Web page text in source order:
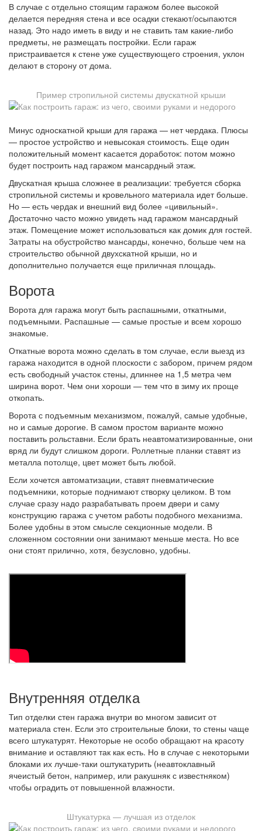
В случае с отдельно стоящим гаражом более высокой
делается передняя стена и все осадки стекают/осыпаются
назад. Это надо иметь в виду и не ставить там какие-либо
предметы, не размещать постройки. Если гараж
пристраивается к стене уже существующего строения, уклон
делают в сторону от дома.
Пример стропильной системы двускатной крыши
Минус односкатной крыши для гаража — нет чердака. Плюсы
— простое устройство и невысокая стоимость. Еще один
положительный момент касается доработок: потом можно
будет построить над гаражом мансардный этаж.
Двускатная крыша сложнее в реализации: требуется сборка
стропильной системы и кровельного материала идет больше.
Но — есть чердак и внешний вид более «цивильный».
Достаточно часто можно увидеть над гаражом мансардный
этаж. Помещение может использоваться как домик для гостей.
Затраты на обустройство мансарды, конечно, больше чем на
строительство обычной двухскатной крыши, но и
дополнительно получается еще приличная площадь.
Ворота
Ворота для гаража могут быть распашными, откатными,
подъемными. Распашные — самые простые и всем хорошо
знакомые.
Откатные ворота можно сделать в том случае, если выезд из
гаража находится в одной плоскости с забором, причем рядом
есть свободный участок стены, длиннее на 1,5 метра чем
ширина ворот. Чем они хороши — тем что в зиму их проще
откопать.
Ворота с подъемным механизмом, пожалуй, самые удобные,
но и самые дорогие. В самом простом варианте можно
поставить рольставни. Если брать неавтоматизированные, они
вряд ли будут слишком дороги. Роллетные планки ставят из
металла потолще, цвет может быть любой.
Если хочется автоматизации, ставят пневматические
подъемники, которые поднимают створку целиком. В том
случае сразу надо разрабатывать проем двери и саму
конструкцию гаража с учетом работы подобного механизма.
Более удобны в этом смысле секционные модели. В
сложенном состоянии они занимают меньше места. Но все
они стоят прилично, хотя, безусловно, удобны.
Внутренняя отделка
Тип отделки стен гаража внутри во многом зависит от
материала стен. Если это строительные блоки, то стены чаще
всего штукатурят. Некоторые не особо обращают на красоту
внимание и оставляют так как есть. Но в случае с некоторыми
блоками их лучше-таки оштукатурить (неавтоклавный
ячеистый бетон, например, или ракушняк с известняком)
чтобы оградить от повышенной влажности.
Штукатурка — лучшая из отделок